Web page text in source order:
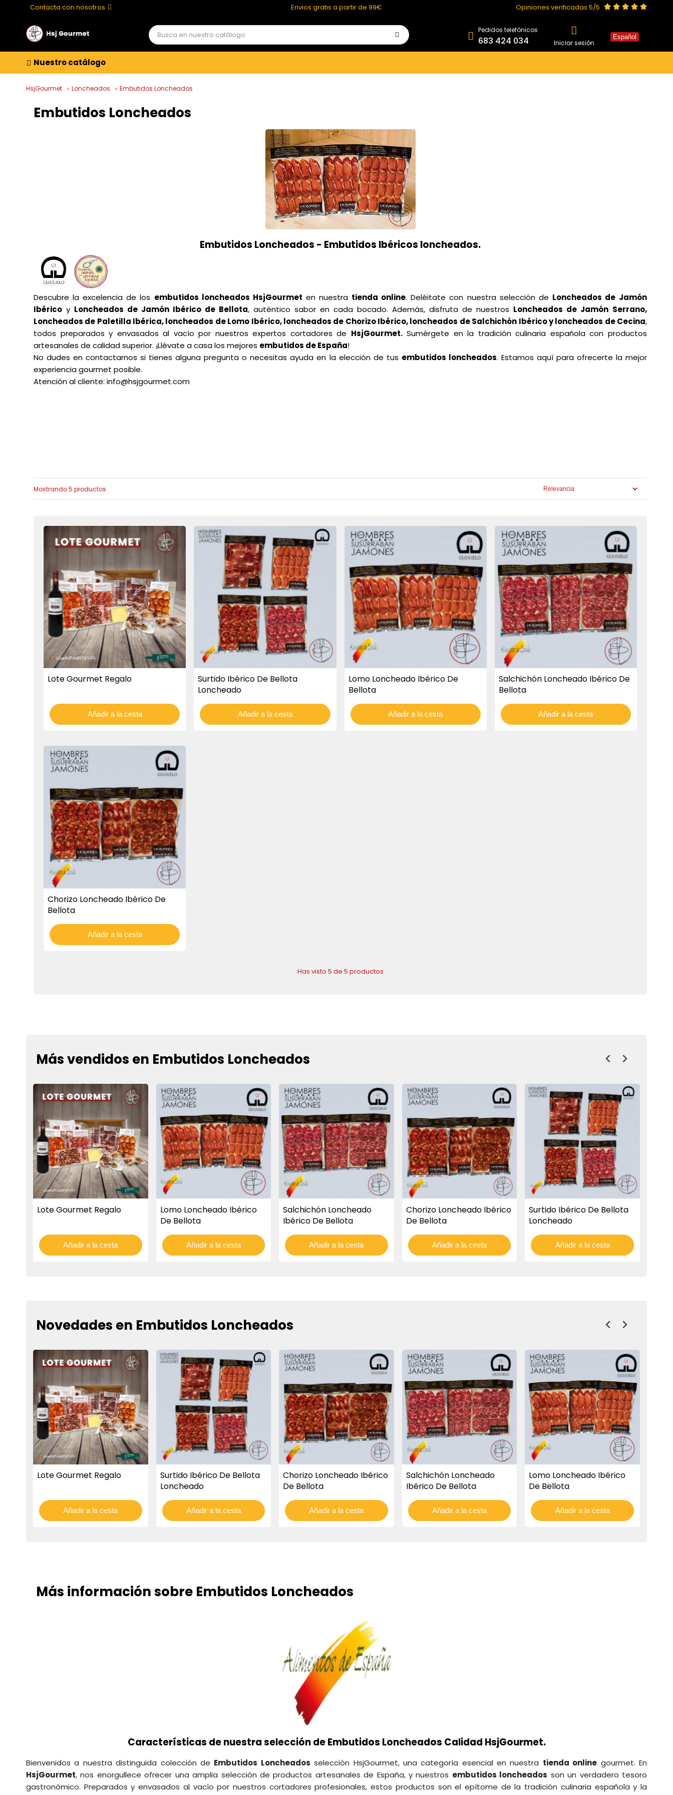
Contacta con nosotros Envios gratis a partir de 99€ Opiniones verificadas 5/5
Pedidos telefónicos
683 424 034 Iniciar sesión
Español
Nuestro catálogo
HsjGourmet Loncheados Embutidos Loncheados
Embutidos Loncheados
Embutidos Loncheados - Embutidos Ibéricos loncheados.
Descubre la excelencia de los embutidos loncheados HsjGourmet en nuestra tienda online. Deléitate con nuestra selección de Loncheados de Jamón
Ibérico y Loncheados de Jamón Ibérico de Bellota, auténtico sabor en cada bocado. Además, disfruta de nuestros Loncheados de Jamón Serrano,
Loncheados de Paletilla Ibérica, loncheados de Lomo Ibérico, loncheados de Chorizo Ibérico, loncheados de Salchichón Ibérico y loncheados de Cecina,
todos preparados y envasados al vacío por nuestros expertos cortadores de HsjGourmet.Sumérgete en la tradición culinaria española con productos
artesanales de calidad superior. ¡Llévate a casa los mejores embutidos de España!
No dudes en contactarnos si tienes alguna pregunta o necesitas ayuda en la elección de tus embutidos loncheados. Estamos aquí para ofrecerte la mejor
experiencia gourmet posible.
Atención al cliente: info@hsjgourmet.com
Mostrando 5 productos
Lote Gourmet Regalo
Añadir a la cesta
Surtido Ibérico De Bellota
Loncheado
Añadir a la cesta
Lomo Loncheado Ibérico De
Bellota
Añadir a la cesta
Salchichón Loncheado Ibérico De
Bellota
Añadir a la cesta
Chorizo Loncheado Ibérico De
Bellota
Añadir a la cesta
Has visto 5 de 5 productos
Más vendidos en Embutidos Loncheados
Lote Gourmet Regalo
Añadir a la cesta
Lomo Loncheado Ibérico
De Bellota
Añadir a la cesta
Salchichón Loncheado
Ibérico De Bellota
Añadir a la cesta
Chorizo Loncheado Ibérico
De Bellota
Añadir a la cesta
Surtido Ibérico De Bellota
Loncheado
Añadir a la cesta
Novedades en Embutidos Loncheados
Lote Gourmet Regalo
Añadir a la cesta
Surtido Ibérico De Bellota
Loncheado
Añadir a la cesta
Chorizo Loncheado Ibérico
De Bellota
Añadir a la cesta
Salchichón Loncheado
Ibérico De Bellota
Añadir a la cesta
Lomo Loncheado Ibérico
De Bellota
Añadir a la cesta
Más información sobre Embutidos Loncheados
Características de nuestra selección de Embutidos Loncheados Calidad HsjGourmet.
Bienvenidos a nuestra distinguida colección de Embutidos Loncheados selección HsjGourmet, una categoría esencial en nuestra tienda online gourmet. En
HsjGourmet, nos enorgullece ofrecer una amplia selección de productos artesanales de España, y nuestros embutidos loncheados son un verdadero tesoro
gastronómico. Preparados y envasados al vacío por nuestros cortadores profesionales, estos productos son el epítome de la tradición culinaria española y la